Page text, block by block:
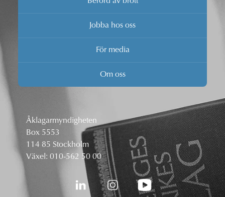
Jobba hos oss
För media
Om oss
Åklagarmyndigheten
Box 5553
114 85 Stockholm
Växel: 010-562 50 00